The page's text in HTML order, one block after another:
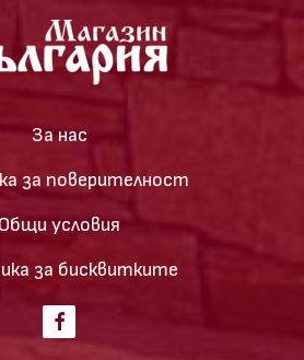
За нас
за поверителност
Общи условия
за бисквитките